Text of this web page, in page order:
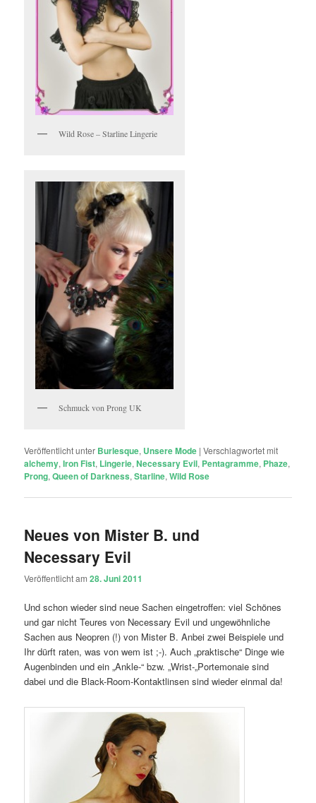
Wild Rose – Starline Lingerie
Schmuck von Prong UK
Veröffentlicht unter Burlesque, Unsere Mode |Verschlagwortet mit
alchemy,Iron Fist, Lingerie,Necessary Evil, Pentagramme, Phaze,
Prong,Queen of Darkness,Starline,Wild Rose
Neues von Mister B. und
Necessary Evil
Veröffentlicht am28. Juni 2011
Und schon wieder sind neue Sachen eingetroffen: viel Schönes
und gar nicht Teures von Necessary Evil und ungewöhnliche
Sachen aus Neopren (!) von Mister B. Anbei zwei Beispiele und
Ihr dürft raten, was von wem ist ;-). Auch „praktische“ Dinge wie
Augenbinden und ein „Ankle-“ bzw. „Wrist-„Portemonaie sind
dabei und die Black-Room-Kontaktlinsen sind wieder einmal da!